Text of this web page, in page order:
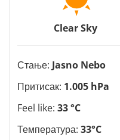
Clear Sky
Стање: Jasno Nebo
Притисак: 1.005 hPa
Feel like: 33 °C
Температура: 33°C